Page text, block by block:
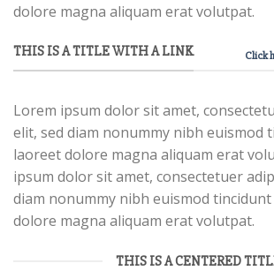
dolore magna aliquam erat volutpat.
THIS IS A TITLE WITH A LINK Click
Lorem ipsum dolor sit amet,
elit, sed diam nonummy nibh euismod
laoreet dolore magna aliquam erat
ipsum dolor sit amet, consectetuer
diam nonummy nibh euismod
dolore magna aliquam erat volutpat.
THIS IS A CENTERED